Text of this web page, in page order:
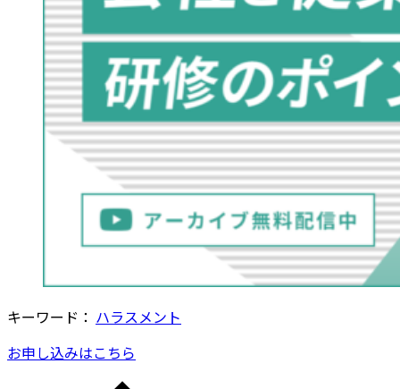
キーワード： ハラスメント
お申し込みはこちら